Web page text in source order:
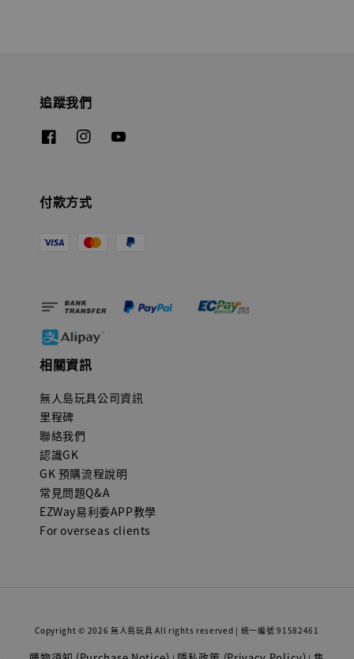
追蹤我們
付款方式
相關資訊
無人島玩具公司資訊
里程碑
聯絡我們
認識GK
GK 預購流程說明
常見問題Q&A
EZWay易利委APP教學
For overseas clients
Copyright © 2026 無人島玩具 All rights reserved | 統一編號 91582461